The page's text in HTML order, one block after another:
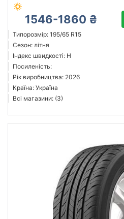
1546-1860 ₴
Типорозмір: 195/65 R15
Сезон: літня
Індекс швидкості: H
Посиленість:
Рік виробництва: 2026
Країна: Україна
Всі магазини: (3)